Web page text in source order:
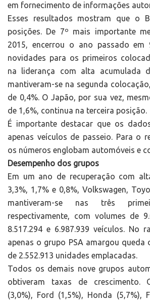
em fornecimento de informações
Esses resultados mostram que o
posições. De 7º mais importante
2015, encerrou o ano passado em
novidades para os primeiros
na liderança com alta acumulada
mantiveram-se na segunda
de 0,4%. O Japão, por sua vez,
de 1,6%, continua na terceira posição.
É importante destacar que os
apenas veículos de passeio. Para o
os números englobam automóveis e
Desempenho dos grupos
Em um ano de recuperação com
3,3%, 1,7% e 0,8%, Volkswagen,
mantiveram-se nas três
respectivamente, com volumes de
8.517.294 e 6.987.939 veículos. No
apenas o grupo PSA amargou queda
de 2.552.913 unidades emplacadas.
Todos os demais nove grupos
obtiveram taxas de crescimento.
(3,0%), Ford (1,5%), Honda (5,7%),